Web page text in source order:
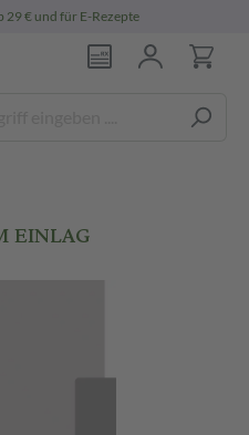
29 € und für E-Rezepte
EINLAG